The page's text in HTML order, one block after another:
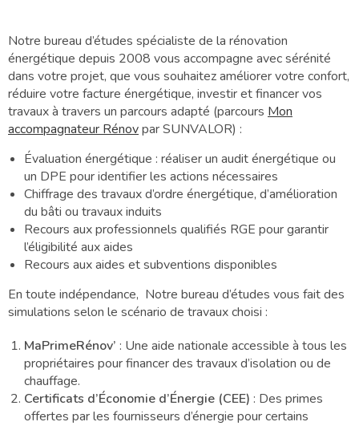
Notre bureau d’études spécialiste de la rénovation
énergétique depuis 2008 vous accompagne avec sérénité
dans votre projet, que vous souhaitez améliorer votre confort,
réduire votre facture énergétique, investir et financer vos
travaux à travers un parcours adapté (parcours Mon
accompagnateur Rénovpar SUNVALOR) :
Évaluation énergétique : réaliser un audit énergétique ou
un DPE pour identifier les actions nécessaires
Chiffrage des travaux d’ordre énergétique, d’amélioration
du bâti ou travaux induits
Recours aux professionnels qualifiés RGE pour garantir
l’éligibilité aux aides
Recours aux aides et subventions disponibles
En toute indépendance, Notre bureau d’études vous fait des
simulations selon le scénario de travaux choisi :
MaPrimeRénov’ : Une aide nationale accessible à tous les
propriétaires pour financer des travaux d’isolation ou de
chauffage.
Certificats d’Économie d’Énergie (CEE) : Des primes
offertes par les fournisseurs d’énergie pour certains